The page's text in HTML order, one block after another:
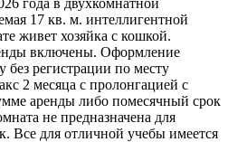
года в двухкомнатной
17 кв. м. интеллигентной
живет хозяйка с кошкой.
включены. Оформление
без регистрации по месту
2 месяца с пролонгацией с
аренды либо помесячный срок
не предназначена для
Все для отличной учебы имеется